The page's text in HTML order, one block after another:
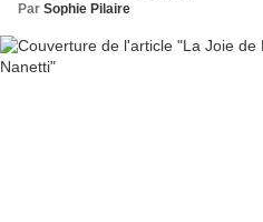
Par Sophie Pilaire